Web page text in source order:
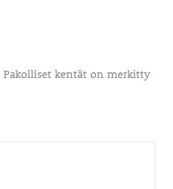
Pakolliset kentät on merkitty